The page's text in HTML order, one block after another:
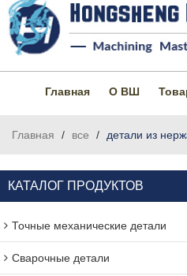
Главная О ВШ
Главная / все / детали из
КАТАЛОГ ПРОДУКТОВ
Точные механические детали
Сварочные детали